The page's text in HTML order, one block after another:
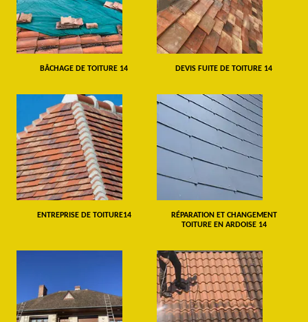
BÂCHAGE DE TOITURE 14 DEVIS FUITE DE TOITURE 14
ENTREPRISE DE TOITURE14
RÉPARATION ET CHANGEMENT
TOITURE EN ARDOISE 14